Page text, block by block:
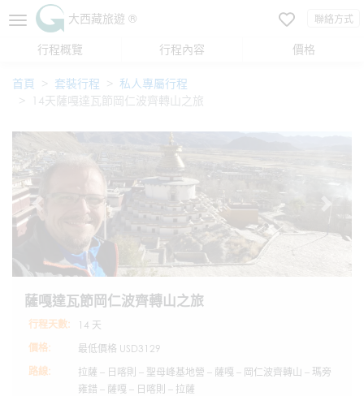
大西藏旅遊 ® 聯絡方式
行程概覽 行程內容 價格
首頁 套裝行程
私人專屬行程
14天薩嘎達瓦節岡仁波齊轉山之旅
薩嘎達瓦節岡仁波齊轉山之旅
行程天數:
14 天
價格:
最低價格 USD3129
路線:
拉薩 – 日喀則 – 聖母峰基地營 – 薩嘎 – 岡仁波齊轉山 – 瑪旁
雍錯 – 薩嘎 – 日喀則 – 拉薩